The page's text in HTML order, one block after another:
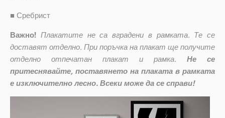
■ Сребрист
Важно! Плакатите не са вградени в рамката. Те се
доставят отделно. При поръчка на плакат ще получите
отделно отпечатан плакат и рамка.
Не се
притеснявайте, поставянето на плаката в рамката
е изключително лесно. Всеки може да се справи!